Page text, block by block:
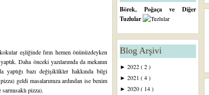
eşliğinde fırın hemen önünüzdeyken
Daha önceki yazılarımda da mekanın
yaptığı bazı değişiklikler hakkında bilgi
geldi masalarımıza ardından ise benim
pizza).
Börek, Poğaça ve Diğer
Tuzlular
Blog Arşivi
► 2022( 2 )
► 2021 ( 4 )
► 2020( 14 )